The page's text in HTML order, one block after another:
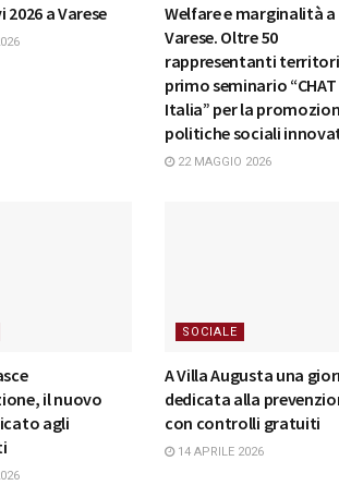
2026 a Varese
Welfare e marginalità a
Varese. Oltre 50
rappresentanti
primo seminario “CHAT
Italia” per la
politiche sociali
22 MAGGIO 2026
il nuovo
agli
SOCIALE
A Villa Augusta una
dedicata alla
con controlli gratuiti
14 APRILE 2026